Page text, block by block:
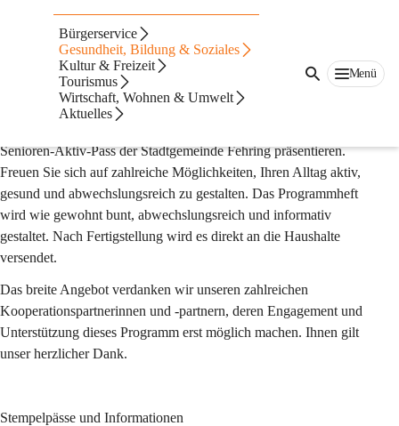
Bürgerservice
Gesundheit, Bildung & Soziales
Kultur & Freizeit
Tourismus
Wirtschaft, Wohnen & Umwelt
Aktuelles
Menü
Senioren
Senioren-Aktiv-Pass - Ein abwechslungsreiches
Programm für ein aktives Jahr
Liebe Seniorinnen, liebe Senioren!
Senioren-Aktiv-Pass der Stadtgemeinde Fehring präsentieren.
Freuen Sie sich auf zahlreiche Möglichkeiten, Ihren Alltag aktiv,
gesund und abwechslungsreich zu gestalten. Das Programmheft
wird wie gewohnt bunt, abwechslungsreich und informativ
gestaltet. Nach Fertigstellung wird es direkt an die Haushalte
versendet.
Das breite Angebot verdanken wir unseren zahlreichen
Kooperationspartnerinnen und -partnern, deren Engagement und
Unterstützung dieses Programm erst möglich machen. Ihnen gilt
unser herzlicher Dank.
Stempelpässe und Informationen